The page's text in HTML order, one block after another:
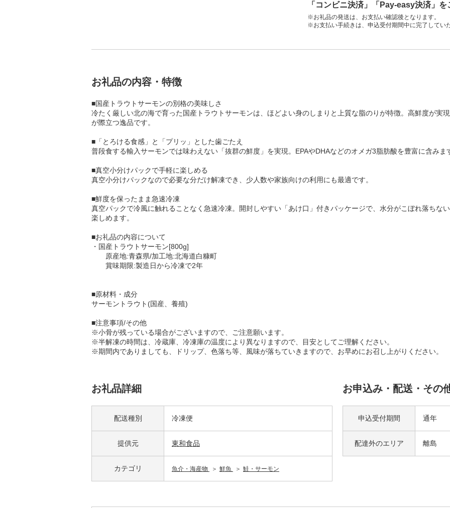
「コンビニ決済」「Pay-easy決済」
※お礼品の発送は、お支払い確認後となります。
※お支払い手続きは、申込受付期間中に完了してい
お礼品の内容・特徴
■国産トラウトサーモンの別格の美味しさ
冷たく厳しい北の海で育った国産トラウトサーモンは、ほどよい身のしまりと上質な脂のりが特徴。高鮮度が実
が際立つ逸品です。
■「とろける食感」と「プリッ」とした歯ごたえ
普段食する輸入サーモンでは味わえない「抜群の鮮度」を実現。EPAやDHAなどのオメガ3脂肪酸を豊富に含みま
■真空小分けパックで手軽に楽しめる
真空小分けパックなので必要な分だけ解凍でき、少人数や家族向けの利用にも最適です。
■鮮度を保ったまま急速冷凍
真空パックで冷風に触れることなく急速冷凍。開封しやすい「あけ口」付きパッケージで、水分がこぼれ落ちな
楽しめます。
■お礼品の内容について
・国産トラウトサーモン[800g]
原産地:青森県/加工地:北海道白糠町
賞味期限:製造日から冷凍で2年
■原材料・成分
サーモントラウト(国産、養殖)
■注意事項/その他
※小骨が残っている場合がございますので、ご注意願います。
※半解凍の時間は、冷蔵庫、冷凍庫の温度により異なりますので、目安としてご理解ください。
※期間内でありましても、ドリップ、色落ち等、風味が落ちていきますので、お早めにお召し上がりください。
お礼品詳細
配送種別 冷凍便
提供元 東和食品
カテゴリ 魚介・海産物 鮮魚 鮭・サーモン
お申込み・配送・その
申込受付期間 通年
配達外のエリア 離島